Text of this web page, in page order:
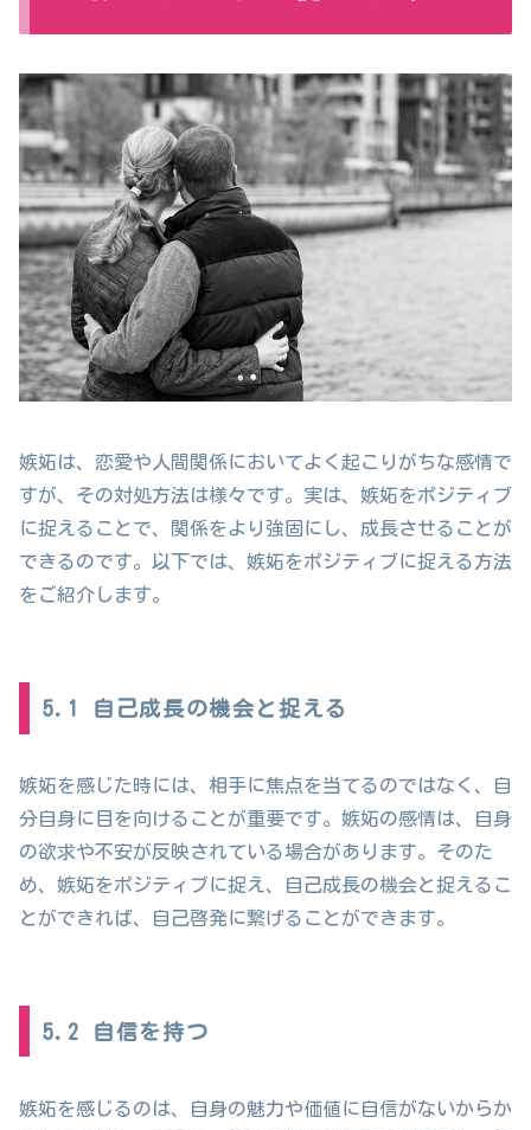
嫉妬は、恋愛や人間関係においてよく起こりがちな感情で
すが、その対処方法は様々です。実は、嫉妬をポジティブ
に捉えることで、関係をより強固にし、成長させることが
できるのです。以下では、嫉妬をポジティブに捉える方法
をご紹介します。
5.1 自己成長の機会と捉える
嫉妬を感じた時には、相手に焦点を当てるのではなく、自
分自身に目を向けることが重要です。嫉妬の感情は、自身
の欲求や不安が反映されている場合があります。そのた
め、嫉妬をポジティブに捉え、自己成長の機会と捉えるこ
とができれば、自己啓発に繋げることができます。
5.2 自信を持つ
嫉妬を感じるのは、自身の魅力や価値に自信がないからか